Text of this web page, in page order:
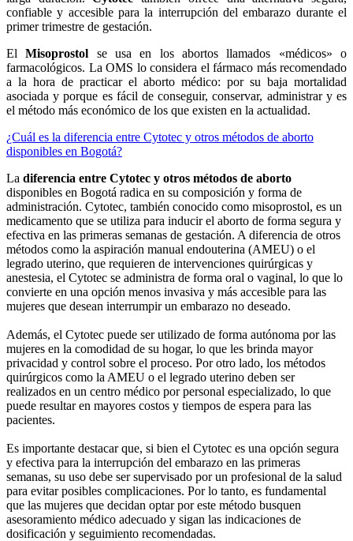
confiable y accesible para la interrupción del embarazo durante el
primer trimestre de gestación.
ElMisoprostol se usa en los abortos llamados «médicos» o
farmacológicos. La OMS lo considera el fármaco más recomendado
a la hora de practicar el aborto médico: por su baja mortalidad
asociada y porque es fácil de conseguir, conservar, administrar y es
el método más económico de los que existen en la actualidad.
¿Cuál es la diferencia entre Cytotec y otros métodos de aborto
disponibles en Bogotá?
La diferencia entre Cytotec y otros métodos de aborto
disponibles en Bogotá radica en su composición y forma de
administración. Cytotec, también conocido como misoprostol, es un
medicamento que se utiliza para inducir el aborto de forma segura y
efectiva en las primeras semanas de gestación. A diferencia de otros
métodos como la aspiración manual endouterina (AMEU) o el
legrado uterino, que requieren de intervenciones quirúrgicas y
anestesia, el Cytotec se administra de forma oral o vaginal, lo que lo
convierte en una opción menos invasiva y más accesible para las
mujeres que desean interrumpir un embarazo no deseado.
Además, el Cytotec puede ser utilizado de forma autónoma por las
mujeres en la comodidad de su hogar, lo que les brinda mayor
privacidad y control sobre el proceso. Por otro lado, los métodos
quirúrgicos como la AMEU o el legrado uterino deben ser
realizados en un centro médico por personal especializado, lo que
puede resultar en mayores costos y tiempos de espera para las
pacientes.
Es importante destacar que, si bien el Cytotec es una opción segura
y efectiva para la interrupción del embarazo en las primeras
semanas, su uso debe ser supervisado por un profesional de la salud
para evitar posibles complicaciones. Por lo tanto, es fundamental
que las mujeres que decidan optar por este método busquen
asesoramiento médico adecuado y sigan las indicaciones de
dosificación y seguimiento recomendadas.